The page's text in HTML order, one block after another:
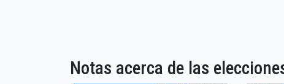
Notas acerca de las